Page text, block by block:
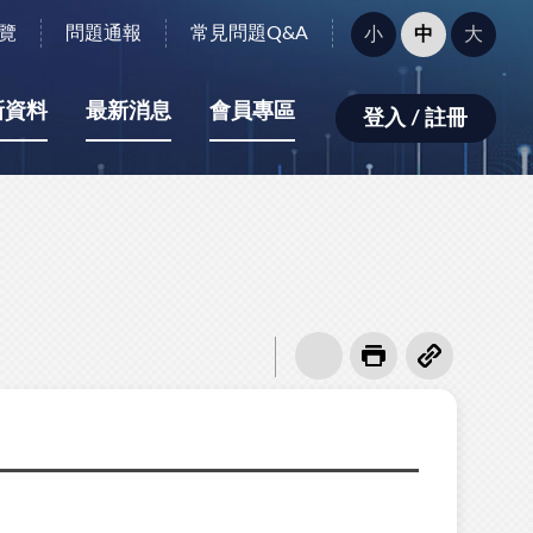
問題通報 常見問題Q&A
字
型
小：
小 中 大
資料 最新消息 會員專區 登入 / 註冊